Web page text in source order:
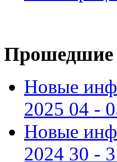
Прошедшие
Новые
2025 04 -
Новые
2024 30 -